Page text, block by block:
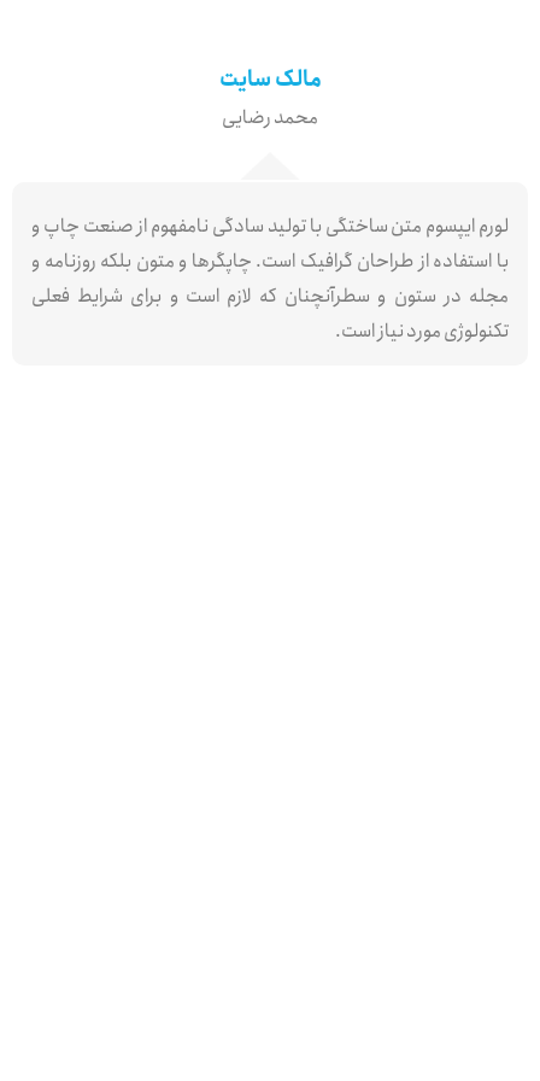
مالک سایت
محمد رضایی
لورم ایپسوم متن ساختگی با تولید سادگی نامفهوم از صنعت چاپ و
با استفاده از طراحان گرافیک است. چاپگرها و متون بلکه روزنامه و
مجله در ستون و سطرآنچنان که لازم است و برای شرایط فعلی
تکنولوژی مورد نیاز است.